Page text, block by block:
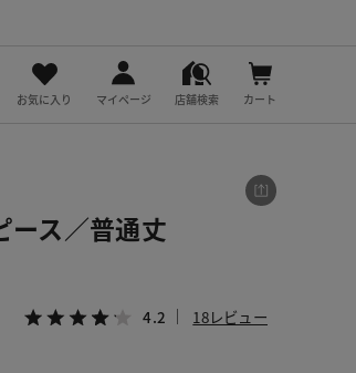
お気に入り マイページ 店舗検索 カート
ース／普通丈
4.2 18レビュー